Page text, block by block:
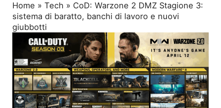
Home »Tech » CoD: Warzone 2 DMZ Stagione 3:
sistema di baratto, banchi di lavoro e nuovi
giubbotti